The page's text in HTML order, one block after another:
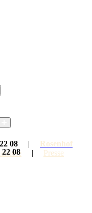
08 | Rosenhof
| Presse
08